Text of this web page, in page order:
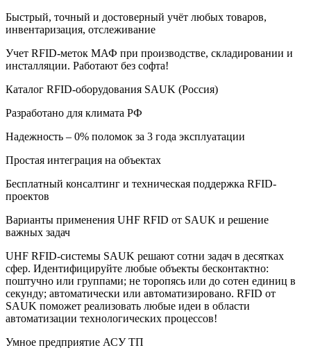
Быстрый, точный и достоверный учёт любых товаров,
инвентаризация, отслеживание
Учет RFID-меток МАФ при производстве, складировании и
инсталляции. Работают без софта!
Каталог RFID-оборудования SAUK (Россия)
Разработано для климата РФ
Надежность – 0% поломок за 3 года эксплуатации
Простая интеграция на объектах
Бесплатный консалтинг и техническая поддержка RFID-
проектов
Варианты применения UHF RFID от SAUK и решение
важных задач
UHF RFID-системы SAUK решают сотни задач в десятках
сфер. Идентифицируйте любые объекты бесконтактно:
поштучно или группами; не торопясь или до сотен единиц в
секунду; автоматически или автоматизировано. RFID от
SAUK поможет реализовать любые идеи в области
автоматизации технологических процессов!
Умное предприятие АСУ ТП